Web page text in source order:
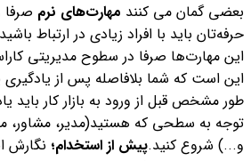
بعضی گمان می کنند مهارت‌های نرم
حرفه‌تان باید با افراد زیادی در ارتباط
این مهارت‌ها صرفا در سطوح مدیریتی
این است که شما بلافاصله پس از
طور مشخص قبل از ورود به بازار کار باید
توجه به سطحی که هستید(مدیر، مشاور،
و...) شروع کنید.پیش از استخدام؛ نگارش